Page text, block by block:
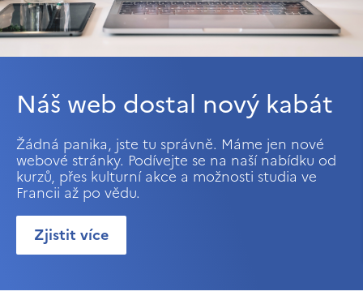
Náš web dostal nový kabát
Žádná panika, jste tu správně. Máme jen nové
webové stránky. Podívejte se na naší nabídku od
kurzů, přes kulturní akce a možnosti studia ve
Francii až po vědu.
Zjistit více